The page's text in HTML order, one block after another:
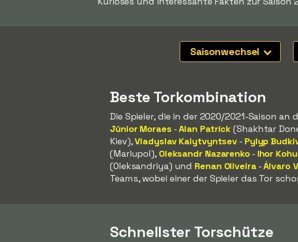
Saisonwechsel
Beste Torkombination
Die Spieler, die in der 2020/2021-Saison
Júnior Moraes -Alan Patrick (Shakhtar
Kiev),Vladyslav Kalytvyntsev - Pylyp
(Mariupol), Oleksandr Nazarenko- Ihor
(Oleksandriya) und Renan Oliveira-Álvaro
Teams, wobei einer der Spieler das Tor
Schnellster Torschütze